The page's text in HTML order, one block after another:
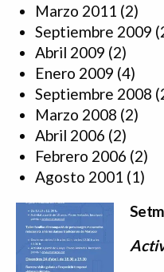
Marzo 2011 (2)
Septiembre 2009
Abril 2009 (2)
Enero 2009 (4)
Septiembre 2008
Marzo 2008 (2)
Abril 2006 (2)
Febrero 2006 (2)
Agosto 2001 (1)